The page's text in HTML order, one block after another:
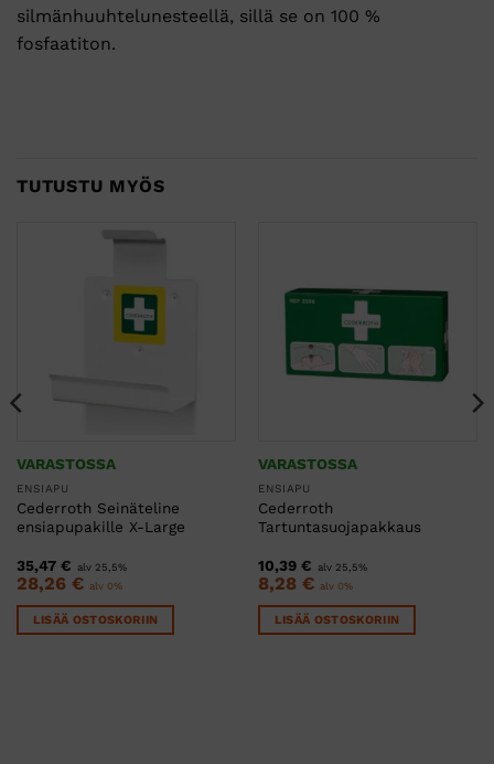
silmänhuuhtelunesteellä, sillä se on 100 %
fosfaatiton.
TUTUSTU MYÖS
VARASTOSSA
ENSIAPU
Cederroth Seinäteline
ensiapupakille X-Large
35,47 € alv 25,5%
28,26 € alv 0%
LISÄÄ OSTOSKORIIN
VARASTOSSA
ENSIAPU
Cederroth
Tartuntasuojapakkaus
10,39 € alv 25,5%
8,28 € alv 0%
LISÄÄ OSTOSKORIIN